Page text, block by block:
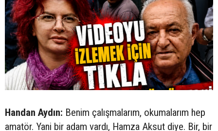
Handan Aydın: Benim çalışmalarım, okumalarım hep
amatör. Yani bir adam vardı, Hamza Aksut diye. Bir, bir